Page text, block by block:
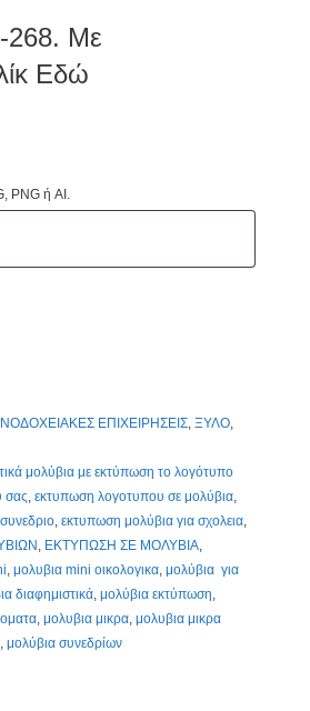
268. Με
Εδώ
PNG ή AI.
ΕΠΙΧΕΙΡΗΣΕΙΣ, ΞΥΛΟ,
μολύβια με εκτύπωση το λογότυπο
σας εκτυπωση λογοτυπου σε μολύβια,
, εκτυπωση μολύβια για σχολεια,
ΕΚΤΥΠΩΣΗ ΣΕ ΜΟΛΥΒΙΑ,
μολυβια mini οικολογικα, μολύβια για
διαφημιστικά, μολύβια εκτύπωση
, μολυβια μικρα, μολυβια μικρα
μολύβια συνεδρίων